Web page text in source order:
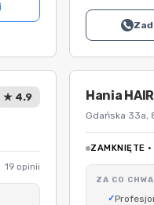
★ 4.9
19 opinii
Hania
Gdańska 33a,
ZAMKNIĘTE
ZA CO